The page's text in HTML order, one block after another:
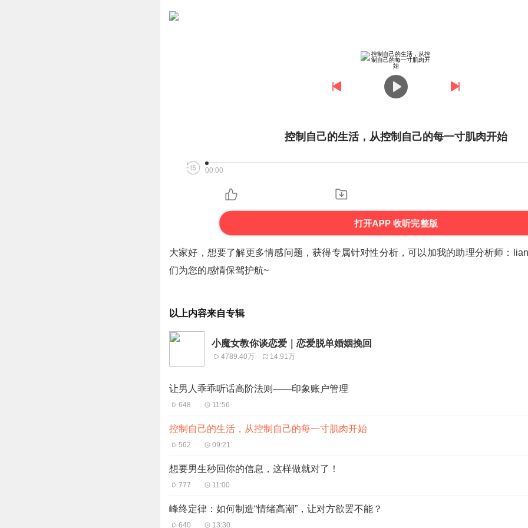
控制自己的生活，从控制自己的每一寸肌肉开始
00:00
打开APP 收听完整版
大家好，想要了解更多情感问题，获得专属针对性分析，可以加我的助理分析师：
们为您的感情保驾护航~
以上内容来自专辑
小魔女教你谈恋爱｜恋爱脱单婚姻挽回
4789.40万 14.91万
让男人乖乖听话高阶法则——印象账户管理
648 11:56
控制自己的生活，从控制自己的每一寸肌肉开始
562 09:21
想要男生秒回你的信息，这样做就对了！
777 11:00
峰终定律：如何制造“情绪高潮”，让对方欲罢不能？
640 13:30